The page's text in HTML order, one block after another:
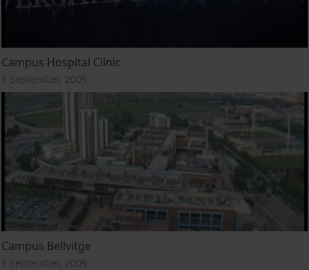
Campus Hospital Clínic
1 September, 2009
Campus Bellvitge
1 September, 2009